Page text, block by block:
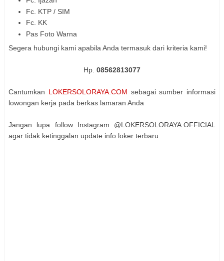
Fc. KTP / SIM
Fc. KK
Pas Foto Warna
Segera hubungi kami apabila Anda termasuk dari kriteria kami!
Hp. 08562813077
Cantumkan LOKERSOLORAYA.COM sebagai sumber informasi
lowongan kerja pada berkas lamaran Anda
Jangan lupa follow Instagram @LOKERSOLORAYA.OFFICIAL
agar tidak ketinggalan update info loker terbaru